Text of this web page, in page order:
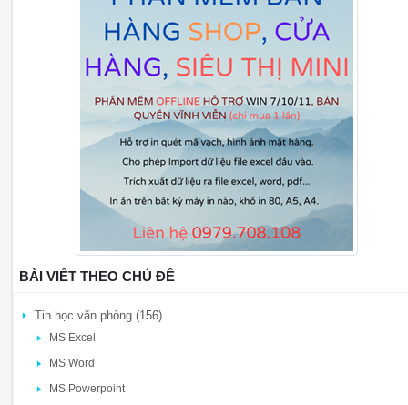
BÀI VIẾT THEO CHỦ ĐỀ
Tin học văn phòng (156)
MS Excel
MS Word
MS Powerpoint